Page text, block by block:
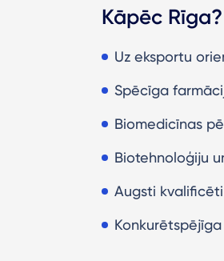
Kāpēc Rīga?
Uz eksportu
Spēcīga
Biomedicīnas
Biotehnoloģiju
Augsti